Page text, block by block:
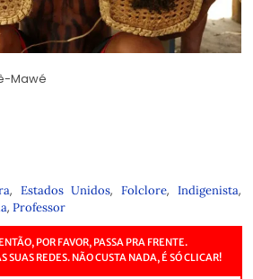
Mawé
, Estados Unidos,Folclore,Indigenista,
, Professor
POR FAVOR, PASSA PRA FRENTE.
SUAS REDES. NÃO CUSTA NADA, É SÓ CLICAR!